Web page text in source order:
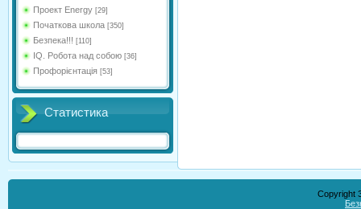
Проект Energy [29]
Початкова школа [350]
Безпека!!! [110]
IQ. Робота над собою [36]
Профорієнтація [53]
Статистика
Copyright